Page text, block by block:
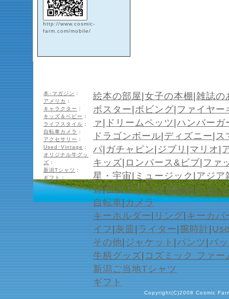
http://www.cosmic-
farm.com/mobile/
本･マガジン ：
アメリカ ：
キャラクター ：
キッズ＆ベビー ：
ライフスタイル ：
自転車カメラ
：
アクセサリー ：
Used･Vintage ：
オリジナル牛グッ
ズ ：
新潟Tシャツ ：
ギフト
：
絵本の部屋 女子の本棚 雑誌の
ポスター ボビング ファイヤー
ァ
ドリームペッツ ハンバーガ
ドラゴンボール ディズニー ス
パ ガチャピン ジブリ マリオ
キッズ ロンパース&ビブ ファ
星・宇宙 ミュージック アジア
ロ|乙女アイテム|Relax バス・
自転車|カメラ
キーホルダー|リング|キーカバ
イフ|灰皿|ライター|腕時計|
その他|ジャケット|パンツ|バ
牛柄グッズ|コズミック ファー
新潟ご当地Tシャツ
ギフト
Copyright(C)2008 Cosmic